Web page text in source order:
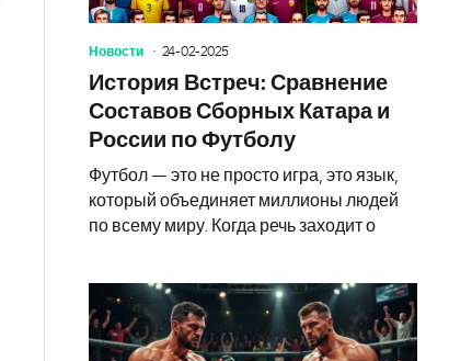
Новости 24-02-2025
История Встреч: Сравнение
Составов Сборных Катара и
России по Футболу
Футбол — это не просто игра, это язык,
который объединяет миллионы людей
по всему миру. Когда речь заходит о